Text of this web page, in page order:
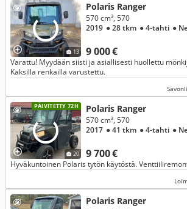
13
Polaris Ranger
9 000 €
570 cm³, 570
2019 ● 28 tkm ● 4-tahti ●
Varattu! Myydään siisti ja asiallisesti huollettu
Kaksilla renkailla varustettu.
PÄIVITETTY 72H
20
Polaris Ranger
9 700 €
570 cm³, 570
2017 ● 41 tkm ● 4-tahti ●
Hyväkuntoinen Polaris tytön käytöstä.
Polaris Ranger